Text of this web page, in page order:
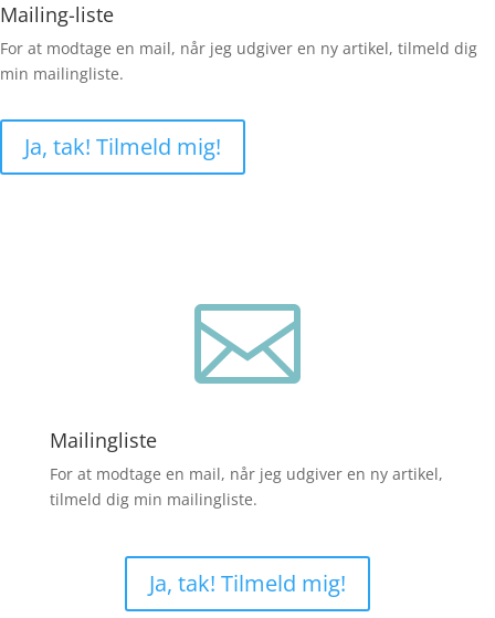
Mailing-liste
For at modtage en mail, når jeg udgiver en ny artikel, tilmeld dig
min mailingliste.
Ja, tak! Tilmeld mig!

Mailingliste
For at modtage en mail, når jeg udgiver en ny artikel,
tilmeld dig min mailingliste.
Ja, tak! Tilmeld mig!